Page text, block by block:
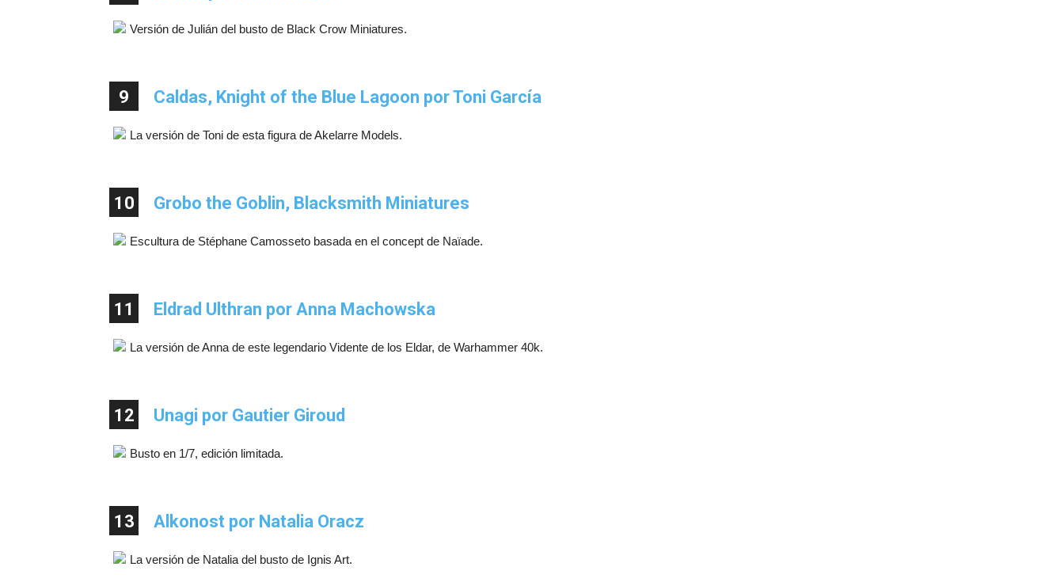
Versión de Julián del busto de Black Crow Miniatures.
9 Caldas, Knight of the Blue Lagoon por Toni García
La versión de Toni de esta figura de Akelarre Models.
10 Grobo the Goblin, Blacksmith Miniatures
Escultura de Stéphane Camosseto basada en el concept de Naïade.
11 Eldrad Ulthran por Anna Machowska
La versión de Anna de este legendario Vidente de los Eldar, de Warhammer 40k.
12 Unagi por Gautier Giroud
Busto en 1/7, edición limitada.
13 Alkonost por Natalia Oracz
La versión de Natalia del busto de Ignis Art.